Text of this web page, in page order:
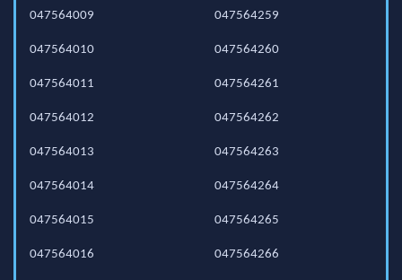
047564009
047564010
047564011
047564012
047564013
047564014
047564015
047564016
047564259
047564260
047564261
047564262
047564263
047564264
047564265
047564266